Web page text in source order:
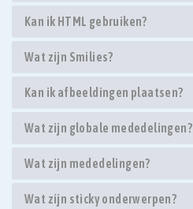
Kan ik HTML gebruiken?
Wat zijn Smilies?
Kan ik afbeeldingen plaatsen?
Wat zijn globale mededelingen?
Wat zijn mededelingen?
Wat zijn sticky onderwerpen?